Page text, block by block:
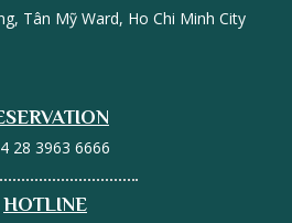
Tân Mỹ Ward, Ho Chi Minh City
28 3963 6666
HOTLINE